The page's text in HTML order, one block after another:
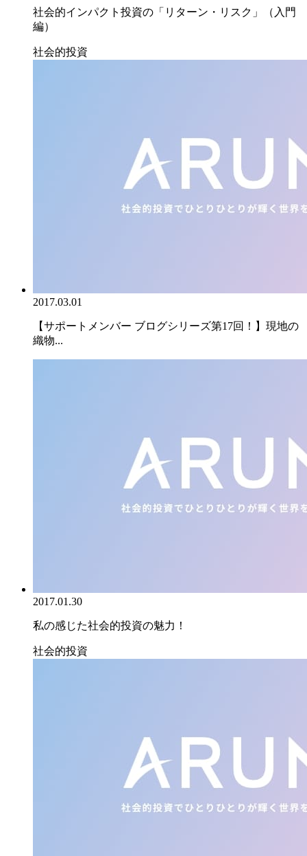
社会的インパクト投資の「リターン・リスク」（入門
編）
社会的投資
2017.03.01
【サポートメンバー ブログシリーズ第17回！】現地の
織物...
2017.01.30
私の感じた社会的投資の魅力！
社会的投資